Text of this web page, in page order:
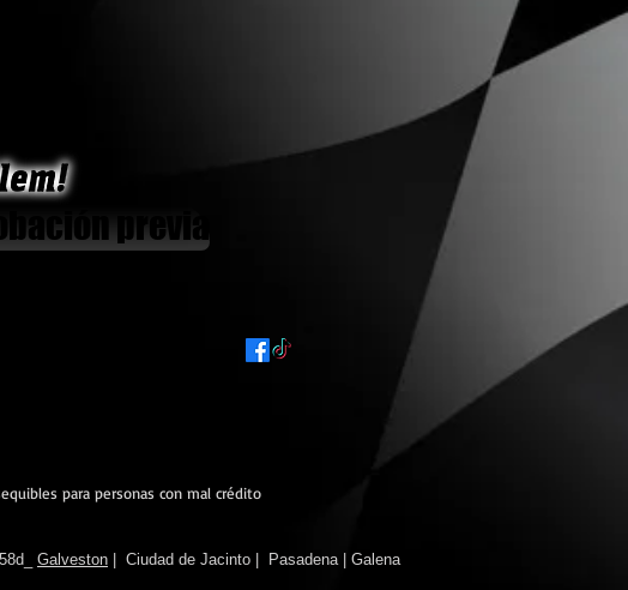
previa
para personas con mal crédito
Galveston Ciudad de Jacinto Pasadena| Galena